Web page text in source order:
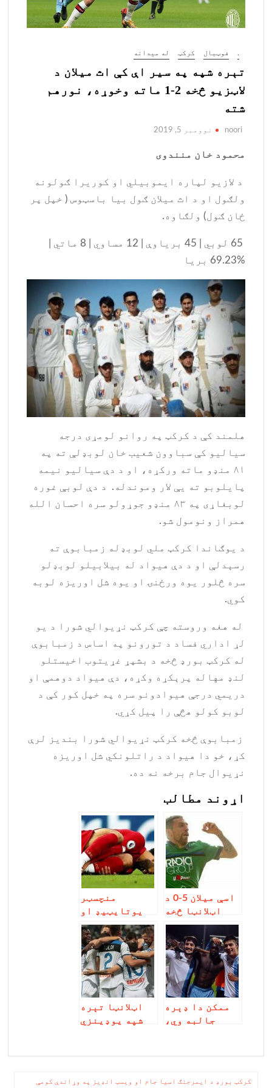
فوټبال کرکټ له میدانه
تېره شپه په سیر اې کې اث میلان د
لاټزیو څخه 2-1 ماته وخوړه، نورهم
شته
noori نوومبر 5, 2019
محمود خان منندوی
د لازیو لپاره ایموبیلي او کوریرا ګولونه
ولګول او د اث میلان ګول بیا باسټوس ( خپل پر
ځان ګول) ولګاوه.
65 لوبي | 45 بریاوې | 12 مساوي | 8 ماتي |
%69.23 بریا
هلمند کې د کرکټ په روانو لومړی درجه
سياليو کې سباوون شعيب خان لوبډلې ته په
۸۱ منډو ماته ورکړه، او د دې سياليو نيمه
پايلوبو ته يې لار وموندله. د دې لوبې غوره
لوبغاړی په ۸۳ منډو جوړولو سره احسان الله
همراز ونومول شو.
د يوګاندا کرکټ ملي لوبډله زمبابوې ته
رسېدلې او د دې هيواد له بيلابيلو لوبډلو
سره څلور يوه ورځنۍ او يوه شل اوريزه لوبه
کوي.
له هغه وروسته چې کرکټ نړيوالي شورا د يو
لړ اداري فساد د تورونو په اساس د زمبابوې
له کرکټ بورډ څخه د بشپړ غړیتوب اخيستلو
لنډ مهاله پرېکړه وکړه، دې هيواد دوهمې او
دريمي درجې هيوادونو سره په خپل کور کې د
لوبو کولو هڅې را پيل کړي.
زمبابوې څخه کرکټ نړيوالي شورا بنديز لرې
کړ، خو دا هيواد د راتلونکي شل اوريزه
نړيوال جام برخه نه ده.
اړوند مطالب
اسې میلان 5-0 د
اټلانټا څخه
سخته ماته
وخوړه
منچسټر
یوتایټیډ او
منچسرټ سیټي
له ګول لګولو
پرته ماته
وخوړه، نور هم
شته
ممکن دا ډېره
جالبه وي،
اټلانټا تېره
شپه یوډینزي
ليکنه
کرکټ بورډ د ایمرجنګ اسیا جام او ویسټ انډیز په وړاندې کومې